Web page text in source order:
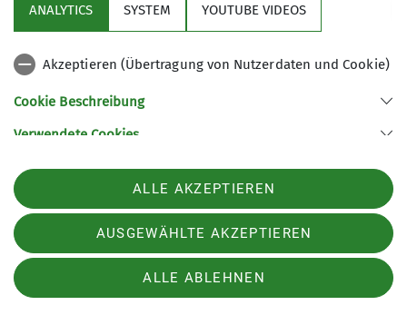
Service
Gruppen
Sektion Tutzing des Deutschen Alpenvereins e.V.
82323 Tutzing
Telefon +4981588119
Datenschutz-Einstellungen
Impressum
ANALYTICS SYSTEM YOUTUBE VIDEOS
Akzeptieren (Übertragung von Nutzerdaten und Cookie)
Cookie Beschreibung
Verwendete Cookies
ALLE AKZEPTIEREN
AUSGEWÄHLTE AKZEPTIEREN
ALLE ABLEHNEN